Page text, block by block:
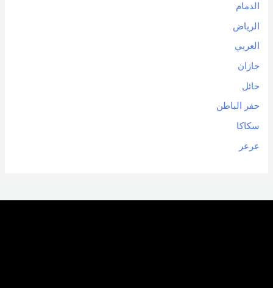
الدمام
الرياض
العربي
جازان
حائل
حفر الباطن
سكاكا
عرعر